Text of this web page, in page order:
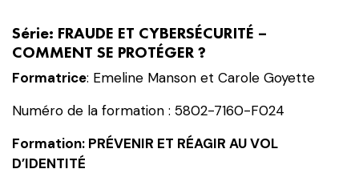
CYBERSÉCURITÉ
-
COMMENT
PROTÉGER
PRÉVENIR
Série: FRAUDE ET CYBERSÉCURITÉ –
COMMENT SE PROTÉGER ?
Formatrice: Emeline Manson et Carole Goyette
Numéro de la formation : 5802-7160-F024
Formation: PRÉVENIR ET RÉAGIR AU VOL
D’IDENTITÉ